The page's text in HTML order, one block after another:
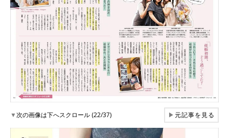
▼次の画像は下へスクロール (22/37) ▶元記事を見る